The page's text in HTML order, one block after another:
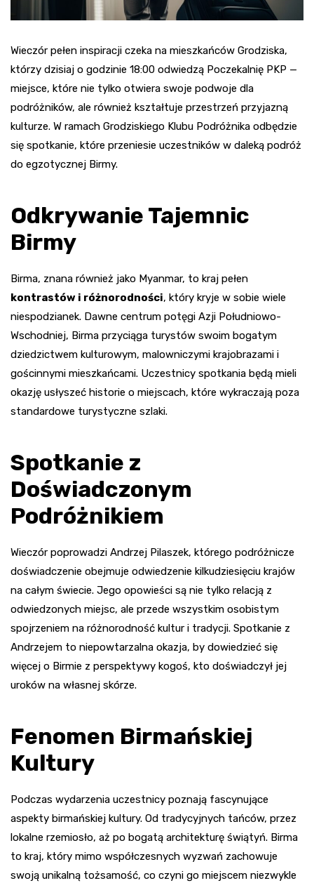
Wieczór pełen inspiracji czeka na mieszkańców Grodziska,
którzy dzisiaj o godzinie 18:00 odwiedzą Poczekalnię PKP —
miejsce, które nie tylko otwiera swoje podwoje dla
podróżników, ale również kształtuje przestrzeń przyjazną
kulturze. W ramach Grodziskiego Klubu Podróżnika odbędzie
się spotkanie, które przeniesie uczestników w daleką podróż
do egzotycznej Birmy.
Odkrywanie Tajemnic
Birmy
Birma, znana również jako Myanmar, to kraj pełen
kontrastów i różnorodności, który kryje w sobie wiele
niespodzianek. Dawne centrum potęgi Azji Południowo-
Wschodniej, Birma przyciąga turystów swoim bogatym
dziedzictwem kulturowym, malowniczymi krajobrazami i
gościnnymi mieszkańcami. Uczestnicy spotkania będą mieli
okazję usłyszeć historie o miejscach, które wykraczają poza
standardowe turystyczne szlaki.
Spotkanie z
Doświadczonym
Podróżnikiem
Wieczór poprowadzi Andrzej Pilaszek, którego podróżnicze
doświadczenie obejmuje odwiedzenie kilkudziesięciu krajów
na całym świecie. Jego opowieści są nie tylko relacją z
odwiedzonych miejsc, ale przede wszystkim osobistym
spojrzeniem na różnorodność kultur i tradycji. Spotkanie z
Andrzejem to niepowtarzalna okazja, by dowiedzieć się
więcej o Birmie z perspektywy kogoś, kto doświadczył jej
uroków na własnej skórze.
Fenomen Birmańskiej
Kultury
Podczas wydarzenia uczestnicy poznają fascynujące
aspekty birmańskiej kultury. Od tradycyjnych tańców, przez
lokalne rzemiosło, aż po bogatą architekturę świątyń. Birma
to kraj, który mimo współczesnych wyzwań zachowuje
swoją unikalną tożsamość, co czyni go miejscem niezwykle